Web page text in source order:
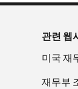
관련 웹
미국 재
재무부